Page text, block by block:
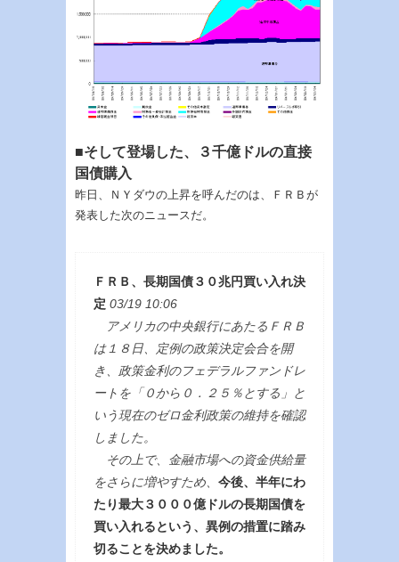
■そして登場した、３千億ドルの直接
国債購入
昨日、ＮＹダウの上昇を呼んだのは、ＦＲＢが
発表した次のニュースだ。
ＦＲＢ、長期国債３０兆円買い入れ決
定 03/19 10:06
アメリカの中央銀行にあたるＦＲＢ
は１８日、定例の政策決定会合を開
き、政策金利のフェデラルファンドレ
ートを「０から０．２５％とする」と
いう現在のゼロ金利政策の維持を確認
しました。
その上で、金融市場への資金供給量
をさらに増やすため、 今後、半年にわ
たり最大３０００億ドルの長期国債を
買い入れるという、異例の措置に踏み
切ることを決めました。